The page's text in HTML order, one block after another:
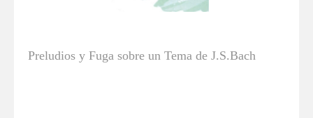
Preludios y Fuga sobre un Tema de J.S.Bach